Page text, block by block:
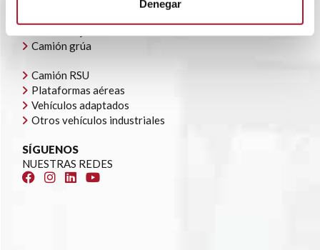
Denegar
Camión grúa
Camión RSU
Plataformas aéreas
Vehículos adaptados
Otros vehículos industriales
SÍGUENOS
NUESTRAS REDES